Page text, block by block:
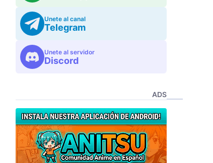
Unete al canal
Telegram
Unete al servidor
Discord
ADS